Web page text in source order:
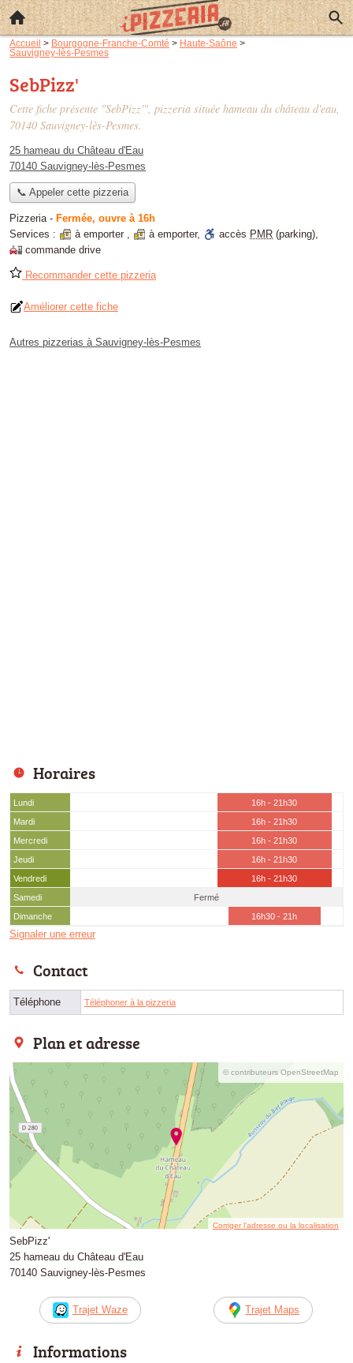
Accueil > Bourgogne-Franche-Comté > Haute-Saône >
Sauvigney-lès-Pesmes
SebPizz'
Cette fiche présente "SebPizz'", pizzeria située hameau du château d'eau,
70140 Sauvigney-lès-Pesmes.
25 hameau du Château d'Eau
70140 Sauvigney-lès-Pesmes
📞 Appeler cette pizzeria
Pizzeria- Fermée, ouvre à 16h
Services :
à emporter , à emporter, accès PMR (parking),
commande drive
Recommander cette pizzeria
Améliorer cette fiche
Autres pizzerias à Sauvigney-lès-Pesmes
Horaires
Lundi
16h - 21h30
Mardi
16h - 21h30
Mercredi
16h - 21h30
Jeudi
16h - 21h30
Vendredi
16h - 21h30
Samedi
Fermé
Dimanche
16h30 - 21h
Signaler une erreur
Contact
Téléphone Téléphoner à la pizzeria
Plan et adresse
© contributeurs OpenStreetMap
Corriger l’adresse ou la localisation
SebPizz'
25 hameau du Château d'Eau
70140 Sauvigney-lès-Pesmes
Trajet Waze Trajet Maps
Informations